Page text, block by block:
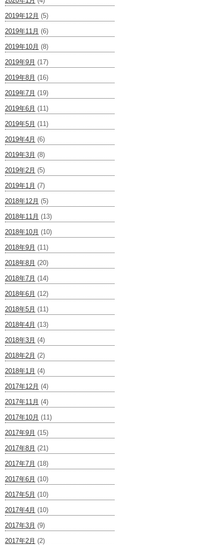
2019年12月 (5)
2019年11月 (6)
2019年10月 (8)
2019年9月 (17)
2019年8月 (16)
2019年7月 (19)
2019年6月 (11)
2019年5月 (11)
2019年4月 (6)
2019年3月 (8)
2019年2月 (5)
2019年1月 (7)
2018年12月 (5)
2018年11月 (13)
2018年10月 (10)
2018年9月 (11)
2018年8月 (20)
2018年7月 (14)
2018年6月 (12)
2018年5月 (11)
2018年4月 (13)
2018年3月 (4)
2018年2月 (2)
2018年1月 (4)
2017年12月 (4)
2017年11月 (4)
2017年10月 (11)
2017年9月 (15)
2017年8月 (21)
2017年7月 (18)
2017年6月 (10)
2017年5月 (10)
2017年4月 (10)
2017年3月 (9)
2017年2月 (2)